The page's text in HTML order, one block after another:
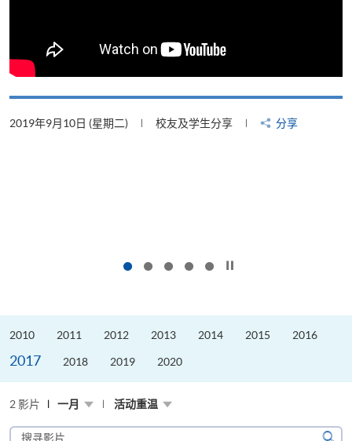
2019年9月10日 (星期二) 校友及学生分享 分享
2010 2011 2012 2013 2014 2015 2016
2017 2018 2019 2020
2 影片 一月 活动重温
搜